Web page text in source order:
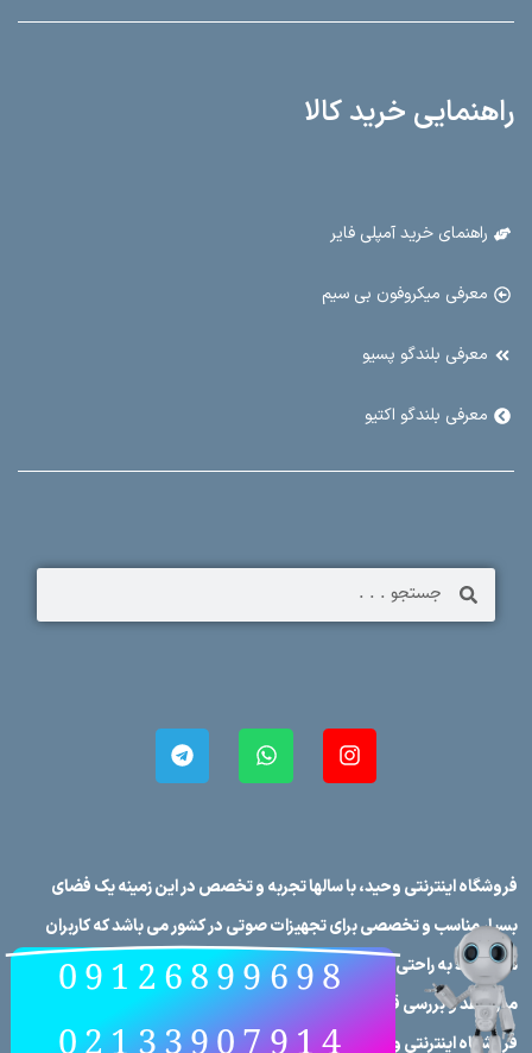
راهنمایی خرید کالا
راهنمای خرید آمپلی فایر
معرفی میکروفون بی سیم
معرفی بلندگو پسیو
معرفی بلندگو اکتیو
فروشگاه اینترنتی وحید، با سالها تجربه و تخصص در این زمینه یک فضای
بسیار مناسب و تخصصی برای تجهیزات صوتی در کشور می باشد که کاربران
می توانند به راحتی برندهای صوتی در کشور را در فروشگاه اینترنتی وحید
مورد نقد و بررسی قرار دهند، علاوه بر این که تمامی محصولات در
فروشگاه اینترنتی وحید دارای مشخصات فنی کامل می‌باشند
09126899698